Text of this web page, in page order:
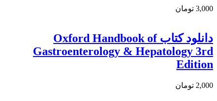
3,000 تومان
دانلود كتاب Oxford Handbook of
Gastroenterology & Hepatology 3rd
Edition
2,000 تومان